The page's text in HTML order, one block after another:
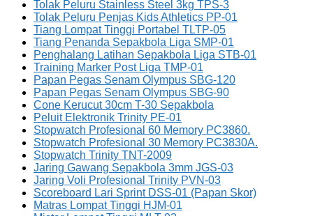
Tolak Peluru Stainless Steel 3kg TPS-3
Tolak Peluru Penjas Kids Athletics PP-01
Tiang Lompat Tinggi Portabel TLTP-05
Tiang Penanda Sepakbola Liga SMP-01
Penghalang Latihan Sepakbola Liga STB-01
Training Marker Post Liga TMP-01
Papan Pegas Senam Olympus SBG-120
Papan Pegas Senam Olympus SBG-90
Cone Kerucut 30cm T-30 Sepakbola
Peluit Elektronik Trinity PE-01
Stopwatch Profesional 60 Memory PC3860.
Stopwatch Profesional 30 Memory PC3830A.
Stopwatch Trinity TNT-2009
Jaring Gawang Sepakbola 3mm JGS-03
Jaring Voli Profesional Trinity PVN-03
Scoreboard Lari Sprint DSS-01 (Papan Skor)
Matras Lompat Tinggi HJM-01